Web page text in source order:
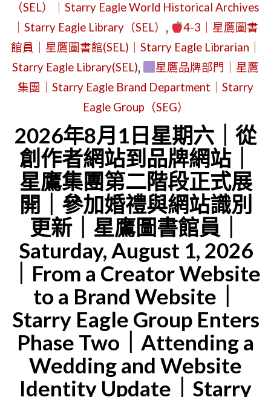
（SEL）｜Starry Eagle World Historical Archives
｜Starry Eagle Library（SEL） ,
4-3｜星鷹圖書
館員｜星鷹圖書館(SEL)｜Starry Eagle Librarian｜
Starry Eagle Library(SEL),
星鷹品牌部門｜星鷹
集團｜Starry Eagle Brand Department｜Starry
Eagle Group（SEG）
2026年8月1日星期六｜從
創作者網站到品牌網站｜
星鷹集團第二階段正式展
開｜參加婚禮與網站識別
更新｜星鷹圖書館員｜
Saturday, August 1, 2026
｜From a Creator Website
to a Brand Website｜
Starry Eagle Group Enters
Phase Two｜Attending a
Wedding and Website
Identity Update｜Starry